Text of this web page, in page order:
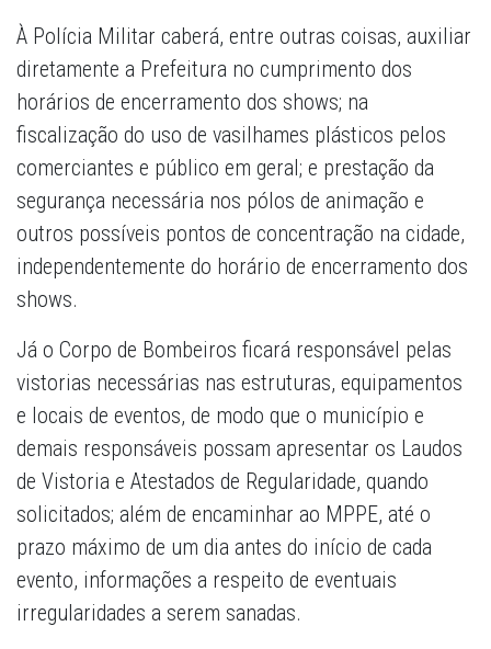
À Polícia Militar caberá, entre outras coisas, auxiliar
diretamente a Prefeitura no cumprimento dos
horários de encerramento dos shows; na
fiscalização do uso de vasilhames plásticos pelos
comerciantes e público em geral; e prestação da
segurança necessária nos pólos de animação e
outros possíveis pontos de concentração na cidade,
independentemente do horário de encerramento dos
shows.
Já o Corpo de Bombeiros ficará responsável pelas
vistorias necessárias nas estruturas, equipamentos
e locais de eventos, de modo que o município e
demais responsáveis possam apresentar os Laudos
de Vistoria e Atestados de Regularidade, quando
solicitados; além de encaminhar ao MPPE, até o
prazo máximo de um dia antes do início de cada
evento, informações a respeito de eventuais
irregularidades a serem sanadas.